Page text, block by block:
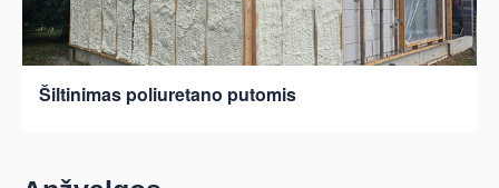
Šiltinimas poliuretano putomis